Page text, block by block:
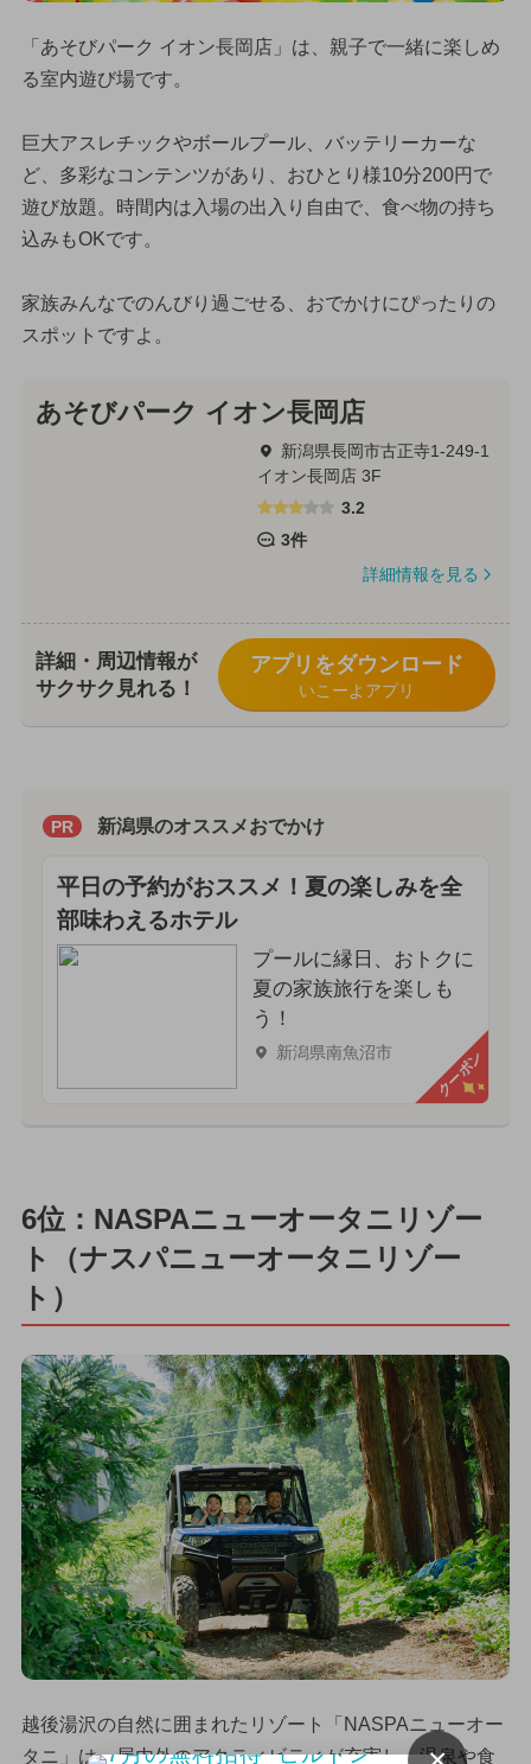
「あそびパーク イオン長岡店」は、親子で一緒に楽しめ
る室内遊び場です。
巨大アスレチックやボールプール、バッテリーカーな
ど、多彩なコンテンツがあり、おひとり様10分200円で
遊び放題。時間内は入場の出入り自由で、食べ物の持ち
込みもOKです。
家族みんなでのんびり過ごせる、おでかけにぴったりの
スポットですよ。
あそびパーク イオン長岡店
新潟県長岡市古正寺1-249-1
イオン長岡店 3F
3.2
3件
詳細情報を見る
詳細・周辺情報が
サクサク見れる！
アプリをダウンロード
いこーよアプリ
PR 新潟県のオススメおでかけ
平日の予約がおススメ！夏の楽しみを全
部味わえるホテル
プールに縁日、おトクに
夏の家族旅行を楽しも
う！
新潟県南魚沼市 クーポン
6位：NASPAニューオータニリゾー
ト（ナスパニューオータニリゾー
ト）
越後湯沢の自然に囲まれたリゾート「NASPAニューオー
タニ」は、屋内外のアクティビティが充実し、温泉や食